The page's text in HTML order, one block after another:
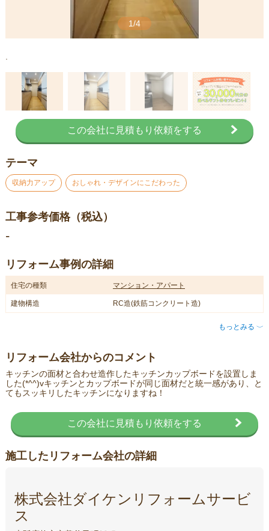
1/4
この会社に見積もり依頼をする
テーマ
収納力アップ おしゃれ・デザインにこだわった
工事参考価格（税込）
-
リフォーム事例の詳細
住宅の種類 マンション・アパート
建物構造 RC造(鉄筋コンクリート造)
もっとみる 〈
リフォーム会社からのコメント
キッチンの面材と合わせ造作したキッチンカップボードを設置しま
した(*^^)vキッチンとカップボードが同じ面材だと統一感があり、と
てもスッキリしたキッチンになりますね！
この会社に見積もり依頼をする
施工したリフォーム会社の詳細
株式会社ダイケンリフォームサービ
ス